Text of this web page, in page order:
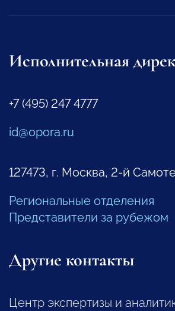
Исполнительная
+7 (495) 247 4777
id@opora.ru
127473, г. Москва, 2-й
Региональные отделения
Представители за рубежом
Другие контакты
Центр экспертизы и